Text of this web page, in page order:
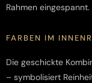
Rahmen
FARBEN IM
Die geschickte
– symbolisiert